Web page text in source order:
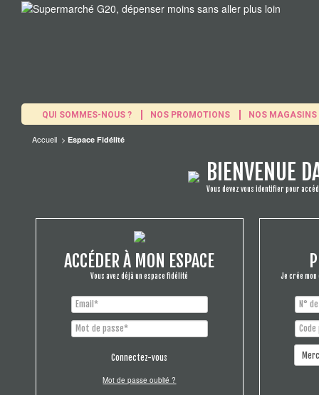
QUI SOMMES-NOUS ? NOS PROMOTIONS NOS MAGASINS
Accueil > Espace Fidélité
BIENVENUE
Vous devez vous identifier pour
ACCÉDER À MON ESPACE
Vous avez déjà un espace fidélité
Connectez-vous
Mot de passe oublié ?
Je crée mon